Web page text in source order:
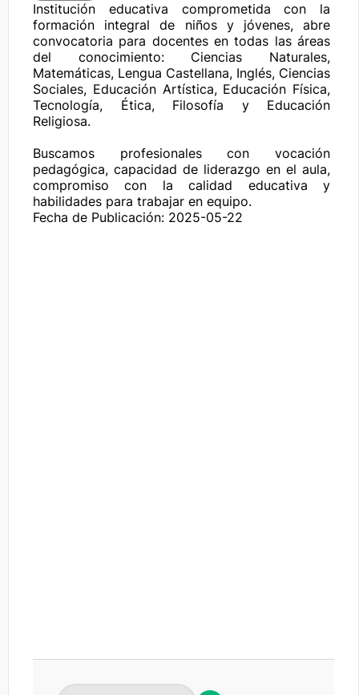
Institución educativa comprometida con la
formación integral de niños y jóvenes, abre
convocatoria para docentes en todas las áreas
del conocimiento: Ciencias Naturales,
Matemáticas, Lengua Castellana, Inglés, Ciencias
Sociales, Educación Artística, Educación Física,
Tecnología, Ética, Filosofía y Educación
Religiosa.
Buscamos profesionales con vocación
pedagógica, capacidad de liderazgo en el aula,
compromiso con la calidad educativa y
habilidades para trabajar en equipo.
Fecha de Publicación: 2025-05-22